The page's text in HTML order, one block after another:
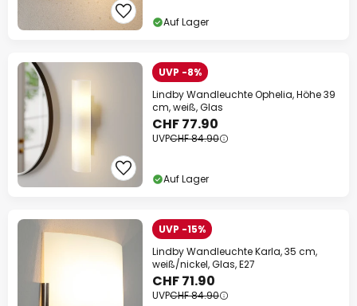
Auf Lager
UVP -8%
Lindby Wandleuchte Ophelia, Höhe 39
cm, weiß, Glas
CHF 77.90
UVPCHF 84.90
Auf Lager
UVP -15%
Lindby Wandleuchte Karla, 35 cm,
weiß/nickel, Glas, E27
CHF 71.90
UVPCHF 84.90